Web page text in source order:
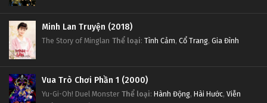
Minh Lan Truyện (2018)
The Story of Minglan Thể loại: Tình Cảm, Cổ Trang, Gia Đình
Vua Trò Chơi Phần 1 (2000)
Yu-Gi-Oh! Duel Monster Thể loại: Hành Động, Hài Hước, Viễn